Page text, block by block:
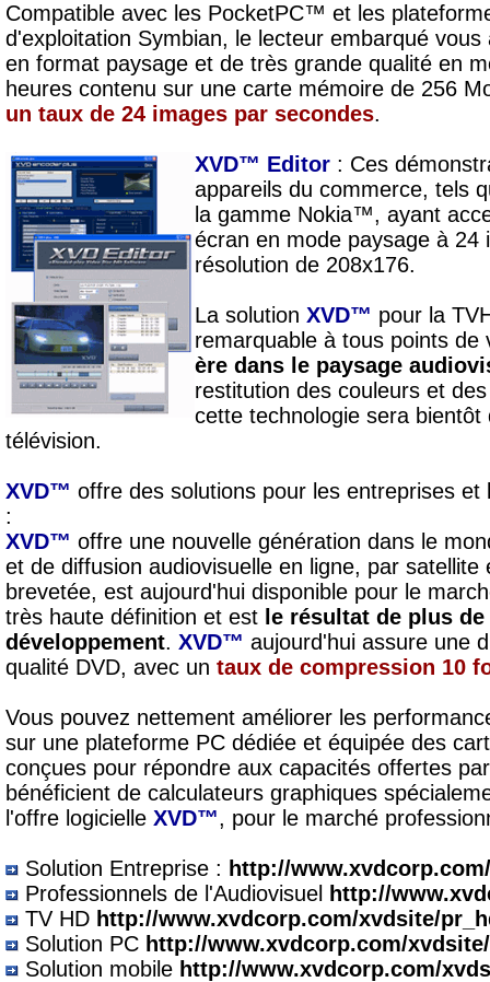
Compatible avec les PocketPC™ et les
d'exploitation Symbian, le lecteur embarqué
en format paysage et de très grande qualité en
heures contenu sur une carte mémoire de 256
un taux de 24 images par secondes.
XVD™ Editor : Ces
appareils du commerce, tels
la gamme Nokia™, ayant
écran en mode paysage à 24
résolution de 208x176.
La solution XVD™ pour la
remarquable à tous points
ère dans le paysage
restitution des couleurs et
cette technologie sera
télévision.
XVD™ offre des solutions pour les entreprises et
:
XVD™ offre une nouvelle génération dans le
et de diffusion audiovisuelle en ligne, par
brevetée, est aujourd'hui disponible pour le
très haute définition et est le résultat de plus
développement. XVD™ aujourd'hui assure une
qualité DVD, avec un taux de compression 10
Vous pouvez nettement améliorer les
sur une plateforme PC dédiée et équipée des
conçues pour répondre aux capacités offertes
bénéficient de calculateurs graphiques
l'offre logicielle XVD™, pour le marché
Solution Entreprise : http://
Professionnels de l'Audiovisuel
http://
TV HD http://www.xvdcorp.com/xvdsite/
Solution PC http://www.xvdcorp.com/
Solution mobile http://www.xvdcorp.com/